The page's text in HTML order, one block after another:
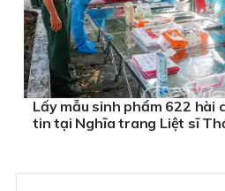
Lấy mẫu sinh phẩm 622 hài
tin tại Nghĩa trang Liệt sĩ